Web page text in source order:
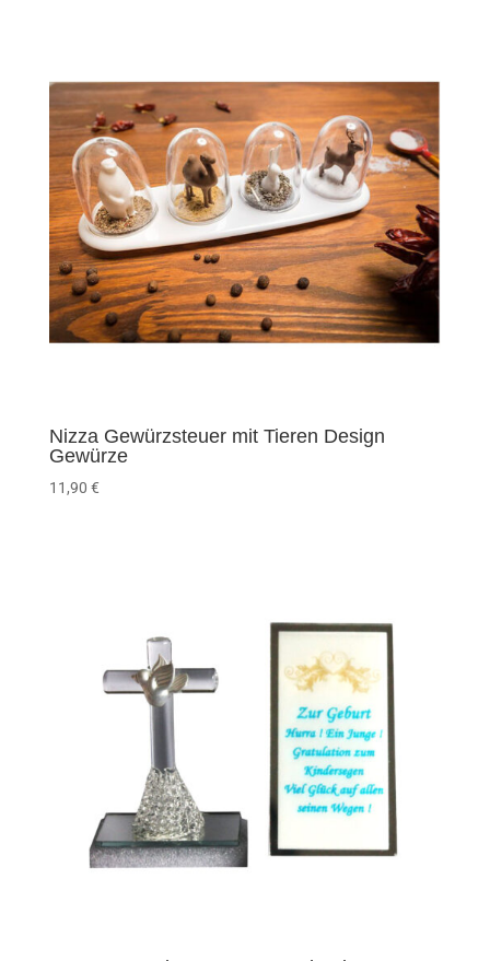
Nizza Gewürzsteuer mit Tieren Design
Gewürze
11,90 €